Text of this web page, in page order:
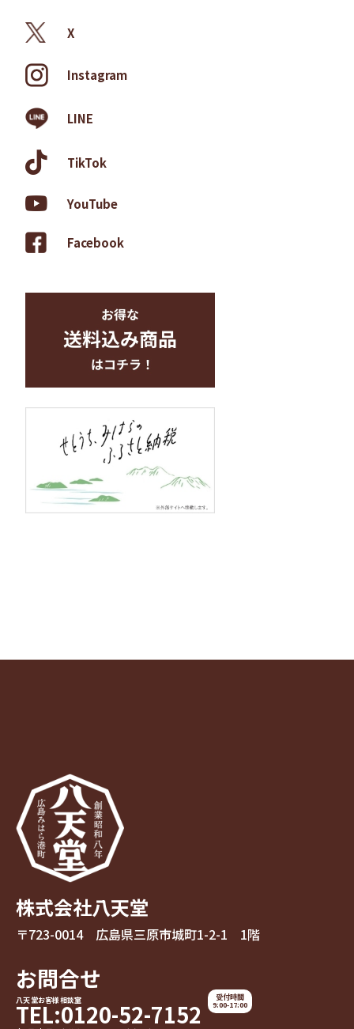
X
Instagram
LINE
TikTok
YouTube
Facebook
株式会社八天堂
〒723-0014 広島県三原市城町1-2-1 1階
お問合せ
八天堂お客様相談室
TEL:0120-52-7152
受付時間
9:00-17:00